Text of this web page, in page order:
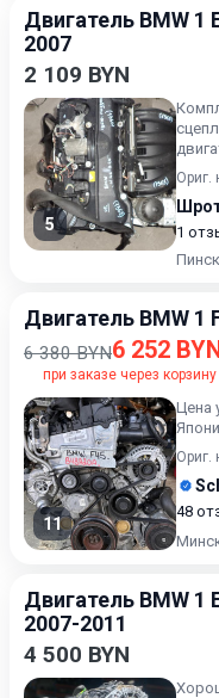
Двигатель BMW 1
2007
2 109 BYN
5
Ориг.
1
Пинск
Двигатель BMW 1
6 380 BYN6 252
при заказе через корзину
11
Цена
Ориг.
48
Двигатель BMW 1
2007-2011
4 500 BYN